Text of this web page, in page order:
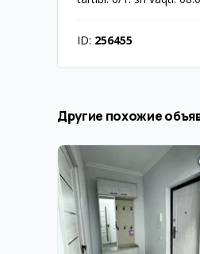
ID: 256455
Другие похожие